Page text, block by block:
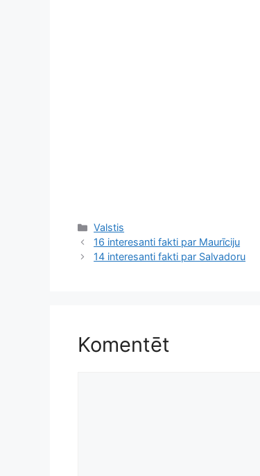
Kategorijas
Valstis
16 interesanti fakti par Maurīciju
14 interesanti fakti par Salvadoru
Komentēt